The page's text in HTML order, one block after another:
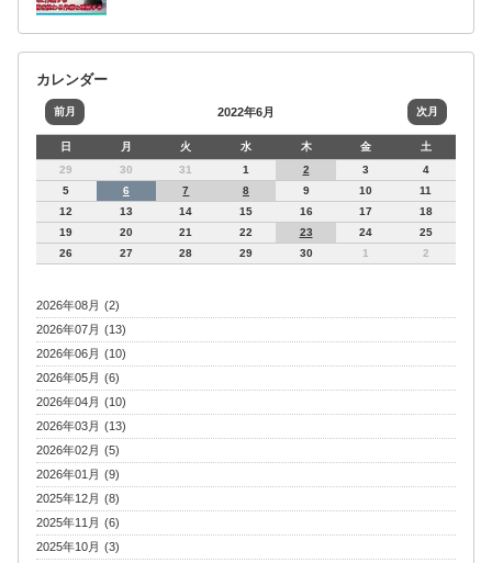
カレンダー
前月 2022年6月 次月
日 月 火 水 木 金
土
29
30 31 1 2 3
4
5
6 7 8 9 10
11
12
13 14 15 16 17
18
19
20 21 22 23 24
25
26
27 28 29 30 1 2
2026年08月 (2)
2026年07月 (13)
2026年06月 (10)
2026年05月 (6)
2026年04月 (10)
2026年03月 (13)
2026年02月 (5)
2026年01月 (9)
2025年12月 (8)
2025年11月 (6)
2025年10月 (3)